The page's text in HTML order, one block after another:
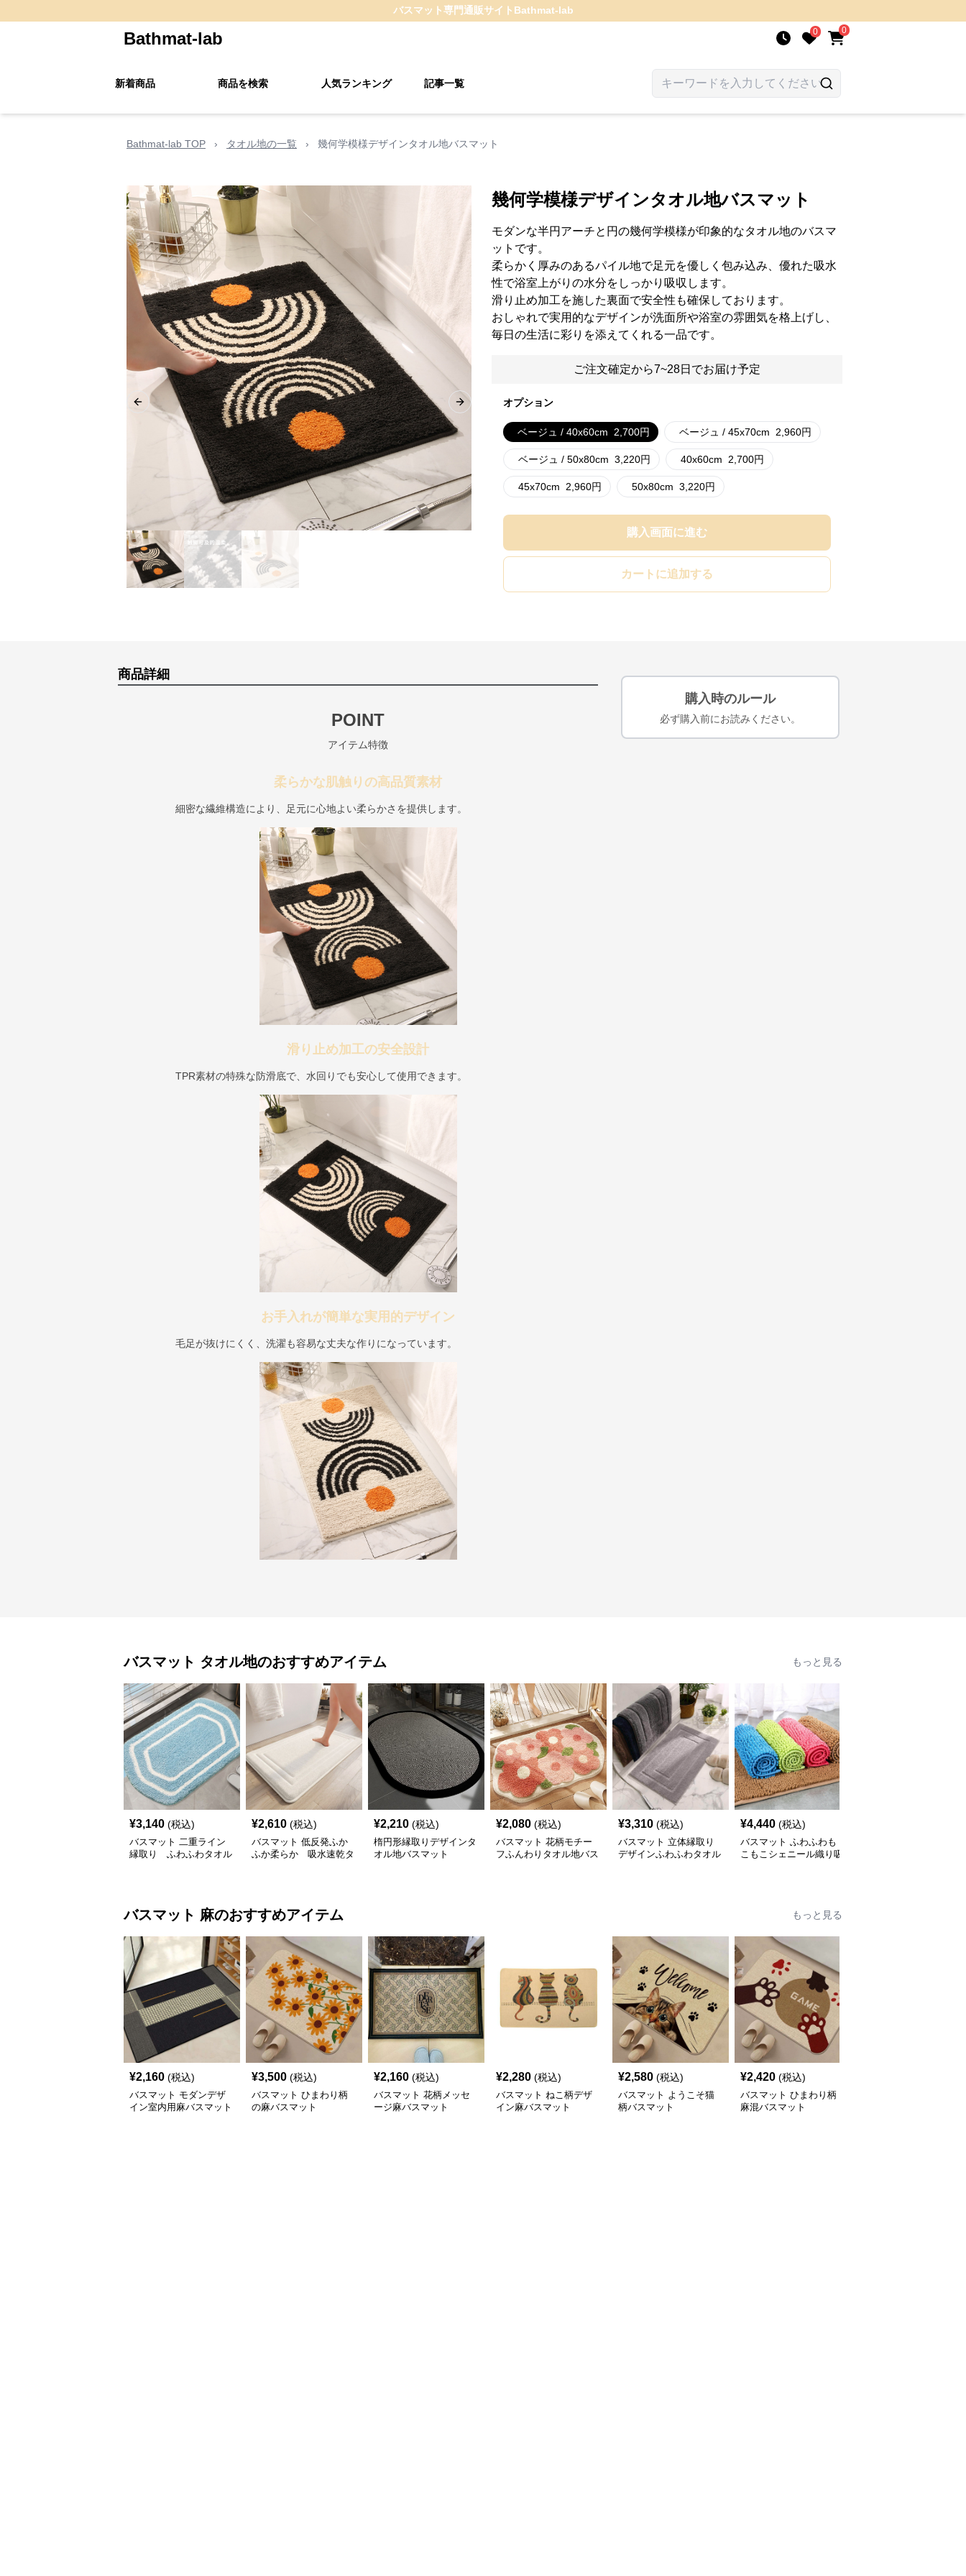
バスマット専門通販サイト Bathmat-lab
Bathmat-lab 0 0
新着商品 商品を検索 人気ランキング 記事一覧
Bathmat-lab TOP › タオル地の一覧 › 幾何学模様デザインタオル地バスマット
Previous slide Next slide
幾何学模様デザインタオル地バスマット
モダンな半円アーチと円の幾何学模様が印象的なタオル地のバスマ
ットです。
柔らかく厚みのあるパイル地で足元を優しく包み込み、優れた吸水
性で浴室上がりの水分をしっかり吸収します。
滑り止め加工を施した裏面で安全性も確保しております。
おしゃれで実用的なデザインが洗面所や浴室の雰囲気を格上げし、
毎日の生活に彩りを添えてくれる一品です。
ご注文確定から7~28日でお届け予定
オプション
ベージュ / 40x60cm 2,700円 ベージュ / 45x70cm 2,960円
ベージュ / 50x80cm 3,220円 40x60cm 2,700円
45x70cm 2,960円 50x80cm 3,220円
購入画面に進む
カートに追加する
商品詳細
POINT
アイテム特徴
柔らかな肌触りの高品質素材
細密な繊維構造により、足元に心地よい柔らかさを提供します。
滑り止め加工の安全設計
TPR素材の特殊な防滑底で、水回りでも安心して使用できます。
お手入れが簡単な実用的デザイン
毛足が抜けにくく、洗濯も容易な丈夫な作りになっています。
購入時のルール
必ず購入前にお読みください。
バスマット タオル地のおすすめアイテム もっと見る
¥3,140 (税込)
バスマット 二重ライン
縁取り ふわふわタオル
¥2,610 (税込)
バスマット 低反発ふか
ふか柔らか 吸水速乾タ
¥2,210 (税込)
楕円形縁取りデザインタ
オル地バスマット
¥2,080 (税込)
バスマット 花柄モチー
フふんわりタオル地バス
¥3,310 (税込)
バスマット 立体縁取り
デザインふわふわタオル
¥4,440 (税込)
バスマット ふわふわも
こもこシェニール織り吸
バスマット 麻のおすすめアイテム もっと見る
¥2,160 (税込)
バスマット モダンデザ
イン室内用麻バスマット
¥3,500 (税込)
バスマット ひまわり柄
の麻バスマット
¥2,160 (税込)
バスマット 花柄メッセ
ージ麻バスマット
¥2,280 (税込)
バスマット ねこ柄デザ
イン麻バスマット
¥2,580 (税込)
バスマット ようこそ猫
柄バスマット
¥2,420 (税込)
バスマット ひまわり柄
麻混バスマット